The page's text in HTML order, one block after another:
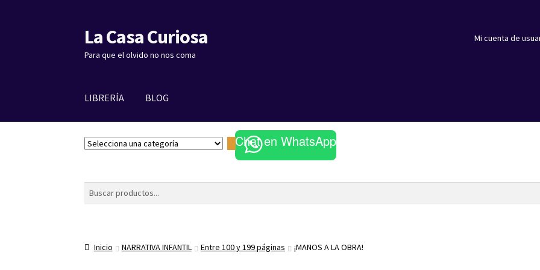
Ir
a
la
Ir
al
contenido
La Casa Curiosa
Para que el olvido no nos coma
Mi cuenta de
LIBRERÍA BLOG
S
e
n
Chat en WhatsApp
Buscar
Inicio NARRATIVA INFANTIL Entre 100 y 199 páginas ¡MANOS A LA OBRA!